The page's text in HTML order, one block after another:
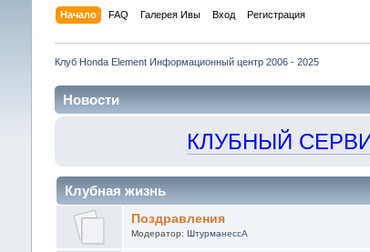
Начало FAQ Галерея Ивы Вход Регистрация
Клуб Honda Element Информационный центр 2006 - 2025
Новости
КЛУБНЫЙ
Клубная жизнь
Поздравления
Модератор:ШтурманессА